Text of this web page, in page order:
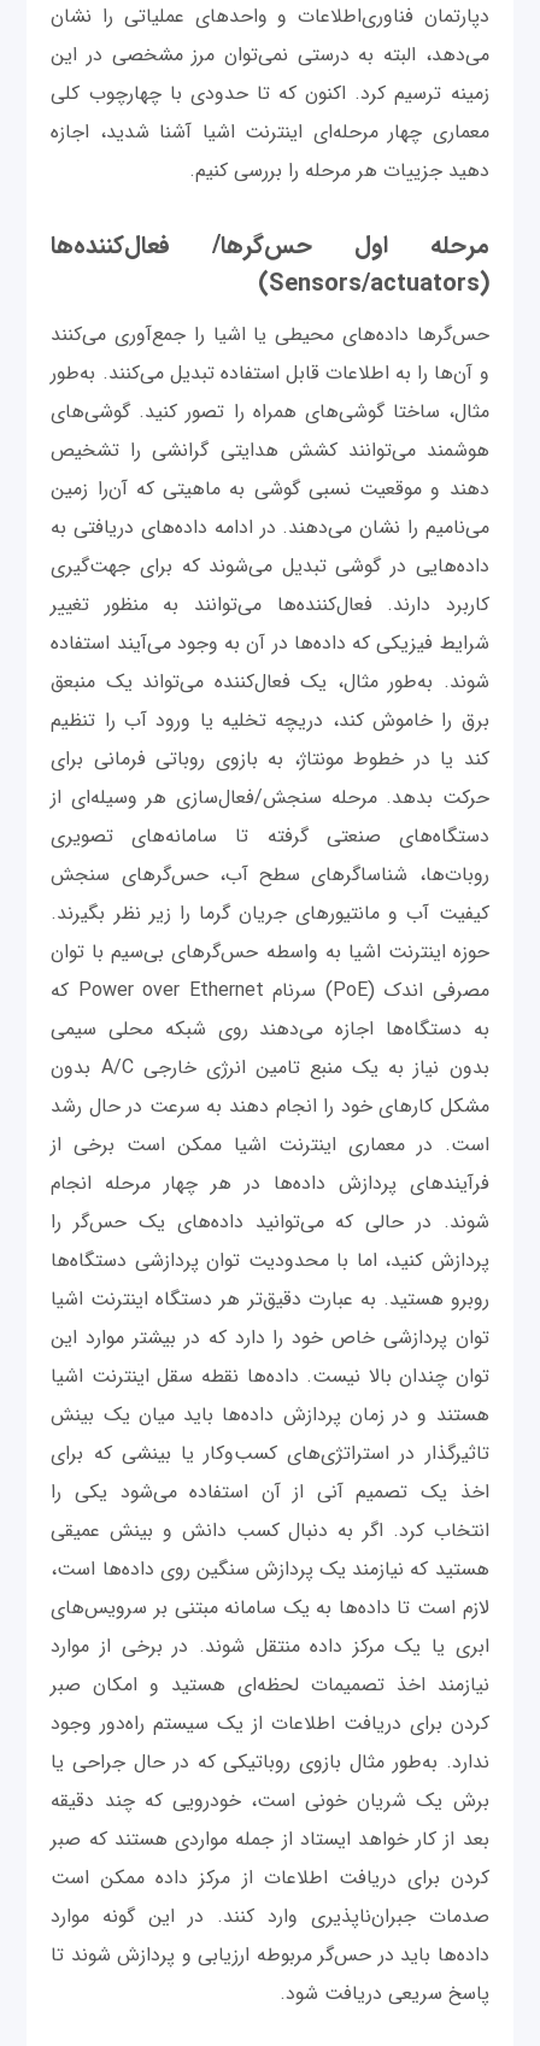
دپارتمان فناوری‌اطلاعات و واحد‌های عملیاتی را نشان
می‌دهد، البته به درستی نمی‌توان مرز مشخصی در این
زمینه ترسیم کرد. اکنون که تا حدودی با چهارچوب کلی
معماری چهار مرحله‌ای اینترنت اشیا آشنا شدید، اجازه
دهید جزییات هر مرحله را بررسی کنیم.
مرحله اول حس‌گرها/ فعال‌کننده‌ها
(Sensors/actuators)
حس‌گرها داده‌های محیطی یا اشیا را جمع‌آوری می‌کنند
و آن‌ها را به اطلاعات قابل استفاده تبدیل می‌کنند. به‌طور
مثال، ساختا گوشی‌های همراه را تصور کنید. گوشی‌های
هوشمند می‌توانند کشش هدایتی گرانشی را تشخیص
دهند و موقعیت نسبی گوشی به ماهیتی که آن‌را زمین
می‌نامیم را نشان می‌دهند. در ادامه داده‌های دریافتی به
داده‌هایی در گوشی تبدیل می‌شوند که برای جهت‌گیری
کاربرد دارند. فعال‌کننده‌ها می‌توانند به منظور تغییر
شرایط فیزیکی که داده‌ها در آن به وجود می‌آیند استفاده
شوند. به‌طور مثال، یک فعال‌کننده می‌تواند یک منبعق
برق را خاموش کند، دریچه تخلیه یا ورود آب را تنظیم
کند یا در خطوط مونتاژ، به بازوی روباتی فرمانی برای
حرکت بدهد. مرحله سنجش/فعال‌سازی هر وسیله‌ای از
دستگاه‌های صنعتی گرفته تا سامانه‌های تصویری
روبات‌ها، شناساگرهای سطح آب‌، حس‌گرهای سنجش
کیفیت آب و مانتیورهای جریان گرما را زیر نظر بگیرند.
حوزه اینترنت اشیا به واسطه حس‌گرهای بی‌سیم با توان
مصرفی اندک (PoE) سرنام Power over Ethernet که
به دستگاه‌ها اجازه می‌دهند روی شبکه محلی سیمی
بدون نیاز به یک منبع تامین انرژی خارجی A/C بدون
مشکل کارهای خود را انجام دهند به سرعت در حال رشد
است. در معماری اینترنت اشیا ممکن است برخی از
فرآیندهای پردازش داده‌ها در هر چهار مرحله انجام
شوند. در حالی که می‌توانید داده‌های یک حس‌گر را
پردازش کنید، اما با محدودیت توان پردازشی دستگاه‌ها
روبرو هستید. به عبارت دقیق‌تر هر دستگاه اینترنت اشیا
توان پردازشی خاص خود را دارد که در بیشتر موارد این
توان چندان بالا نیست. داده‌ها نقطه سقل اینترنت اشیا
هستند و در زمان پردازش داده‌ها باید میان یک بینش
تاثیرگذار در استراتژی‌های کسب‌وکار یا بینشی که برای
اخذ یک تصمیم آنی از آن استفاده می‌شود یکی را
انتخاب کرد. اگر به دنبال کسب دانش و بینش عمیقی
هستید که نیازمند یک پردازش سنگین روی داده‌ها است،
لازم است تا داده‌ها به یک سامانه مبتنی بر سرویس‌های
ابری یا یک مرکز داده منتقل شوند. در برخی از موارد
نیازمند اخذ تصمیمات لحظه‌ای هستید و امکان صبر
کردن برای دریافت اطلاعات از یک سیستم راه‌دور وجود
ندارد. به‌طور مثال بازوی روباتیکی که در حال جراحی یا
برش یک شریان خونی است، خودرویی که چند دقیقه
بعد از کار خواهد ایستاد از جمله مواردی هستند که صبر
کردن برای دریافت اطلاعات از مرکز داده ممکن است
صدمات جبران‌ناپذیری وارد کنند. در این گونه موارد
داده‌ها باید در حس‌گر مربوطه ارزیابی و پردازش شوند تا
پاسخ سریعی دریافت شود.